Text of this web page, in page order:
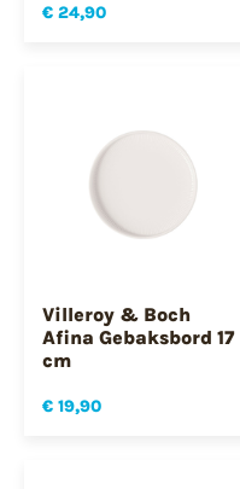
€ 24,90
Villeroy & Boch
Afina Gebaksbord 17
cm
€ 19,90